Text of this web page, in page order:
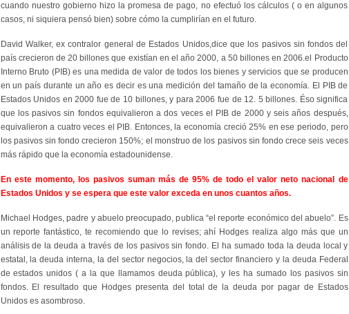
cuando nuestro gobierno hizo la promesa de pago, no efectuó los cálculos ( o en algunos
casos, ni siquiera pensó bien) sobre cómo la cumplirían en el futuro.
David Walker, ex contralor general de Estados Unidos,dice que los pasivos sin fondos del
país crecieron de 20 billones que existían en el año 2000, a 50 billones en 2006.el Producto
Interno Bruto (PIB) es una medida de valor de todos los bienes y servicios que se producen
en un país durante un año es decir es una medición del tamaño de la economía. El PIB de
Estados Unidos en 2000 fue de 10 billones, y para 2006 fue de 12. 5 billones. Éso significa
que los pasivos sin fondos equivalieron a dos veces el PIB de 2000 y seis años después,
equivalieron a cuatro veces el PIB. Entonces, la economía creció 25% en ese periodo, pero
los pasivos sin fondo crecieron 150%; el monstruo de los pasivos sin fondo crece seis veces
más rápido que la economía estadounidense.
En este momento, los pasivos suman más de 95% de todo el valor neto nacional de
Estados Unidos y se espera que este valor exceda en unos cuantos años.
Michael Hodges, padre y abuelo preocupado, publica “el reporte económico del abuelo”. Es
un reporte fantástico, te recomiendo que lo revises; ahí Hodges realiza algo más que un
análisis de la deuda a través de los pasivos sin fondo. El ha sumado toda la deuda local y
estatal, la deuda interna, la del sector negocios, la del sector financiero y la deuda Federal
de estados unidos ( a la que llamamos deuda pública), y les ha sumado los pasivos sin
fondos. El resultado que Hodges presenta del total de la deuda por pagar de Estados
Unidos es asombroso.